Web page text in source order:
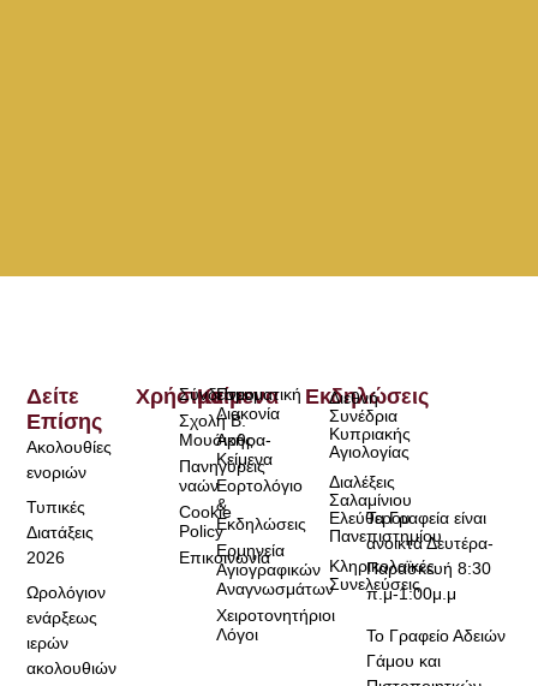
Τα Γραφεία είναι
ανοικτά Δευτέρα-
Παρασκευή 8:30
π.μ-1:00μ.μ
Το Γραφείο Αδειών
Γάμου και
Χρήσιμα
Σύνδεσμοι
Σχολή Β.
Μουσικής
Πανηγύρεις
ναών
Cookie
Policy
Επικοινωνία
Κείμενα
Πνευματική
Διακονία
Άρθρα-
Κείμενα
Εορτολόγιο
&
Εκδηλώσεις
Ερμηνεία
Αγιογραφικών
Αναγνωσμάτων
Χειροτονητήριοι
Λόγοι
Δείτε
Επίσης
Ακολουθίες
ενοριών
Τυπικές
Διατάξεις
2026
Ωρολόγιον
ενάρξεως
ιερών
ακολουθιών
Εκδηλώσεις
Διεθνή
Συνέδρια
Κυπριακής
Αγιολογίας
Διαλέξεις
Σαλαμίνιου
Ελεύθερου
Πανεπιστημίου
Κληρικολαϊκές
Συνελεύσεις